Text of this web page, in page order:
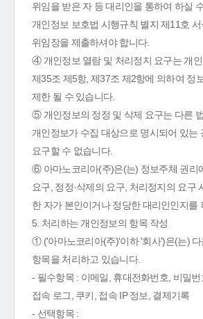
위임을 받은 자 등 대리인을 통하여 하실
개인정보 보호법 시행규칙 별지 제11호
위임장을 제출하셔야 합니다.
④ 개인정보 열람 및 처리정지 요구는 개
제35조 제5항, 제37조 제2항에 의하여 정
제한 될 수 있습니다.
⑤ 개인정보의 정정 및 삭제 요구는 다른
개인정보가 수집 대상으로 명시되어 있는
요구할 수 없습니다.
⑥ 아마노코리아(주)은(는) 정보주체 권리
요구, 정정·삭제의 요구, 처리정지의 요구
한 자가 본인이거나 정당한 대리인인지를
5. 처리하는 개인정보의 항목 작성
① ('아마노코리아(주)'이하 '회사')은(는) 다
항목을 처리하고 있습니다.
- 필수항목 : 이메일, 휴대전화번호, 비밀번
접속 로그, 쿠키, 접속 IP 정보, 결제기록
- 선택항목 :